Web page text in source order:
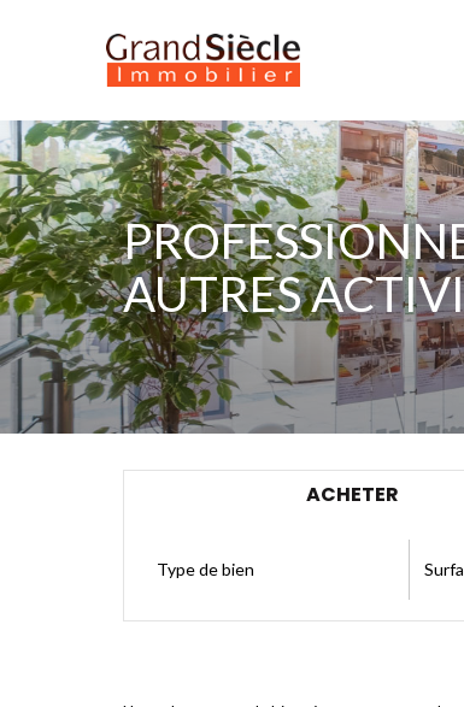
AUTRES
ACHETER
Type de bien